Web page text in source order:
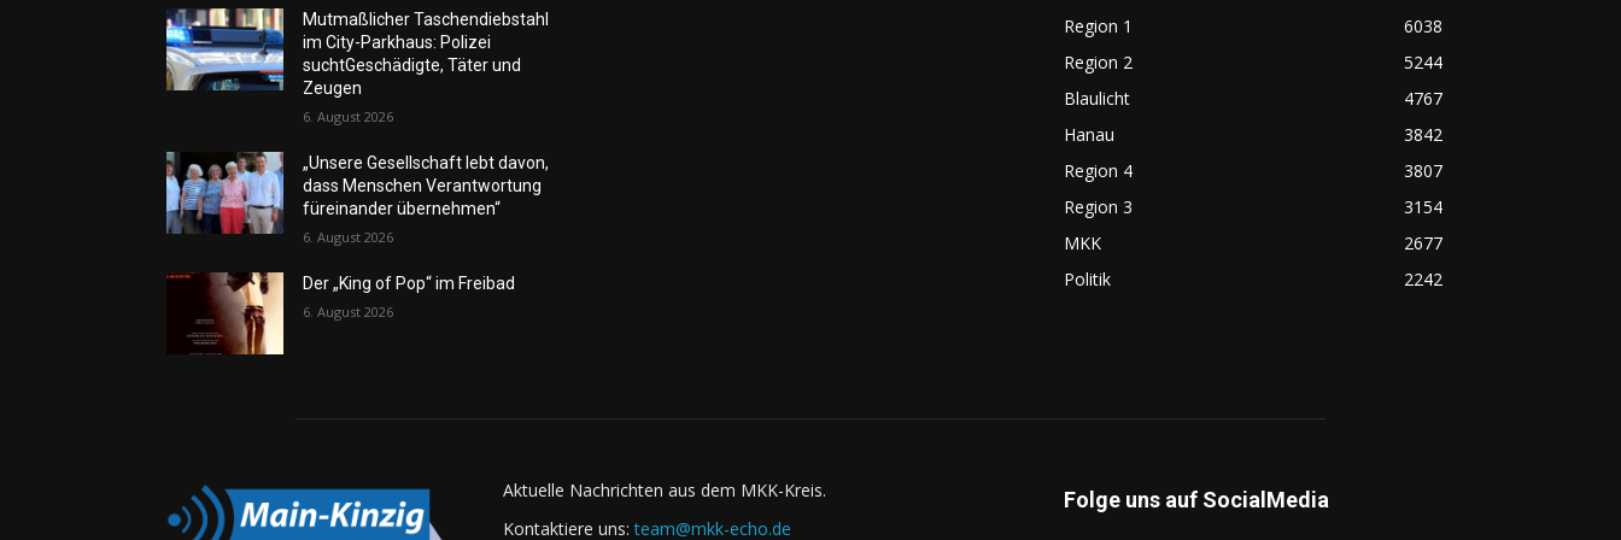
Mutmaßlicher Taschendiebstahl
im City-Parkhaus: Polizei
suchtGeschädigte, Täter und
Zeugen
6. August 2026
„Unsere Gesellschaft lebt davon,
dass Menschen Verantwortung
füreinander übernehmen“
6. August 2026
Der „King of Pop“ im Freibad
6. August 2026
Region 1
6038
Region 2
5244
Blaulicht
4767
Hanau
3842
Region 4
3807
Region 3
3154
MKK
2677
Politik
2242
Aktuelle Nachrichten aus dem MKK-Kreis.
Kontaktiere uns:team@mkk-echo.de
Folge uns auf SocialMedia